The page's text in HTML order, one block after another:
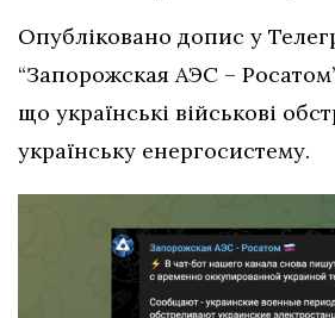
Опубліковано допис у
“Запорожская АЭС –
що українські військові
українську енергосистему.